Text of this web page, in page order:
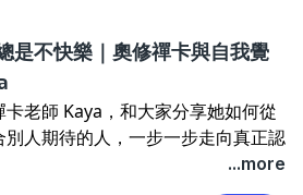
三十歲、年薪五六十萬、存款連三
菩薩並不建議隨便辭掉工作去炒
希望我們腳踏實地一點。我們不能
」，來迴避「活在當下」這件事。
前的自己有位仙粉修行五年，卻一
為什麼。其實他中間也問過，但
給他靈覺的訊息，菩薩只說「時間
的都不開心。」而菩薩給的功課很
衝勁、有熱情的事，哪怕只是畫
自己開心，就是你最重要的使命。
塊，就是我們能真真切切地體驗喜
，就能預約你專屬的 開運美學諮詢 ，
最有光彩的自己。
一路聊到天使靈氣。這一集要往上
有比天使更高的存在：大天使與揚
是不快樂｜奧修禪卡與自我覺
老師 Kaya，和大家分享她如何從
人期待的人，一步一步走向真正認
生的問題來自工作、感情或家庭。但
...more